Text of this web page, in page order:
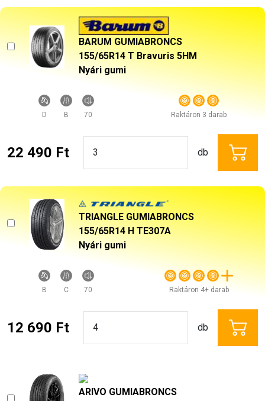
BARUM GUMIABRONCS
155/65R14 T Bravuris 5HM
Nyári gumi
D B 70 Raktáron 3 darab
22 490 Ft db
TRIANGLE GUMIABRONCS
155/65R14 H TE307A
Nyári gumi
B C 70 Raktáron 4+ darab
12 690 Ft db
ARIVO GUMIABRONCS